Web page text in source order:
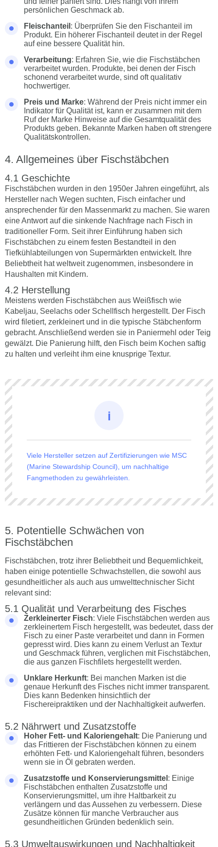
persönlichen Geschmack ab.
Fleischanteil : Überprüfen Sie den Fischanteil im
Produkt. Ein höherer Fischanteil deutet in der Regel
auf eine bessere Qualität hin.
Verarbeitung: Erfahren Sie, wie die Fischstäbchen
verarbeitet wurden. Produkte, bei denen der Fisch
schonend verarbeitet wurde, sind oft qualitativ
hochwertiger.
Preis und Marke: Während der Preis nicht immer ein
Indikator für Qualität ist, kann er zusammen mit dem
Ruf der Marke Hinweise auf die Gesamtqualität des
Produkts geben. Bekannte Marken haben oft strengere
Qualitätskontrollen.
Allgemeines über Fischstäbchen
Geschichte
Fischstäbchen wurden in den 1950er Jahren eingeführt, als
Hersteller nach Wegen suchten, Fisch einfacher und
ansprechender für den Massenmarkt zu machen. Sie waren
eine Antwort auf die sinkende Nachfrage nach Fisch in
traditioneller Form. Seit ihrer Einführung haben sich
Fischstäbchen zu einem festen Bestandteil in den
Tiefkühlabteilungen von Supermärkten entwickelt. Ihre
Beliebtheit hat weltweit zugenommen, insbesondere in
Haushalten mit Kindern.
Herstellung
Meistens werden Fischstäbchen aus Weißfisch wie
Kabeljau, Seelachs oder Schellfisch hergestellt. Der Fisch
wird filetiert, zerkleinert und in die typische Stäbchenform
gebracht. Anschließend werden sie in Paniermehl oder Teig
gewälzt. Die Panierung hilft, den Fisch beim Kochen saftig
zu halten und verleiht ihm eine knusprige Textur.
Viele Hersteller setzen auf Zertifizierungen wie MSC
(Marine Stewardship Council), um nachhaltige
Fangmethoden zu gewährleisten.
Potentielle Schwächen von
Fischstäbchen
Fischstäbchen, trotz ihrer Beliebtheit und Bequemlichkeit,
haben einige potentielle Schwachstellen, die sowohl aus
gesundheitlicher als auch aus umwelttechnischer Sicht
relevant sind:
Qualität und Verarbeitung des Fisches
Zerkleinerter Fisch: Viele Fischstäbchen werden aus
zerkleinertem Fisch hergestellt, was bedeutet, dass der
Fisch zu einer Paste verarbeitet und dann in Formen
gepresst wird. Dies kann zu einem Verlust an Textur
und Geschmack führen, verglichen mit Fischstäbchen,
die aus ganzen Fischfilets hergestellt werden.
Unklare Herkunft: Bei manchen Marken ist die
genaue Herkunft des Fisches nicht immer transparent.
Dies kann Bedenken hinsichtlich der
Fischereipraktiken und der Nachhaltigkeit aufwerfen.
Nährwert und Zusatzstoffe
Hoher Fett- und Kaloriengehalt: Die Panierung und
das Frittieren der Fischstäbchen können zu einem
erhöhten Fett- und Kaloriengehalt führen, besonders
wenn sie in Öl gebraten werden.
Zusatzstoffe und Konservierungsmittel : Einige
Fischstäbchen enthalten Zusatzstoffe und
Konservierungsmittel, um ihre Haltbarkeit zu
verlängern und das Aussehen zu verbessern. Diese
Zusätze können für manche Verbraucher aus
gesundheitlichen Gründen bedenklich sein.
Umweltauswirkungen und Nachhaltigkeit